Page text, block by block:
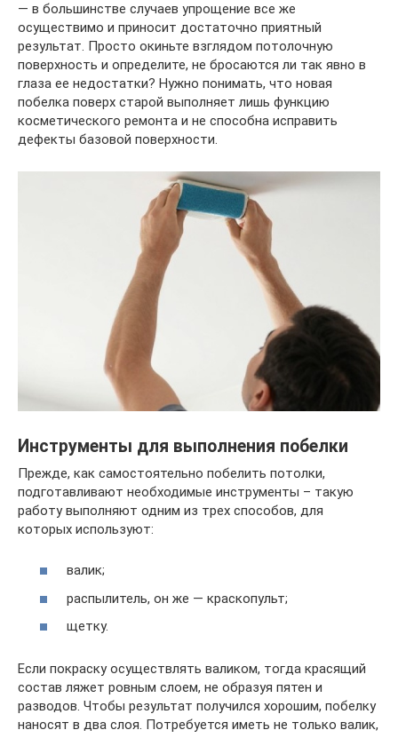
— в большинстве случаев упрощение все же
осуществимо и приносит достаточно приятный
результат. Просто окиньте взглядом потолочную
поверхность и определите, не бросаются ли так явно в
глаза ее недостатки? Нужно понимать, что новая
побелка поверх старой выполняет лишь функцию
косметического ремонта и не способна исправить
дефекты базовой поверхности.
Инструменты для выполнения побелки
Прежде, как самостоятельно побелить потолки,
подготавливают необходимые инструменты – такую
работу выполняют одним из трех способов, для
которых используют:
валик;
распылитель, он же — краскопульт;
щетку.
Если покраску осуществлять валиком, тогда красящий
состав ляжет ровным слоем, не образуя пятен и
разводов. Чтобы результат получился хорошим, побелку
наносят в два слоя. Потребуется иметь не только валик,